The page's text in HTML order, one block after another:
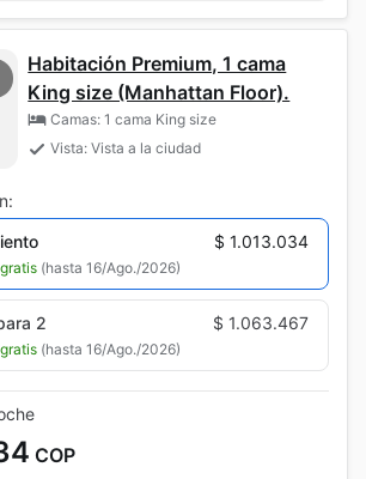
Habitación Premium, 1 cama
King size (Manhattan Floor).
Camas: 1 cama King size
Vista: Vista a la ciudad
$ 1.013.034
(hasta 16/Ago./2026)
2 $ 1.063.467
(hasta 16/Ago./2026)
COP